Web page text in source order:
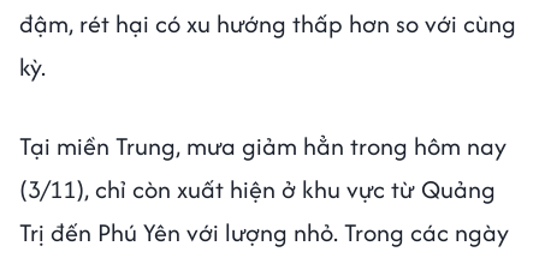
đậm, rét hại có xu hướng thấp hơn so với cùng
kỳ.
Tại miền Trung, mưa giảm hẳn trong hôm nay
(3/11), chỉ còn xuất hiện ở khu vực từ Quảng
Trị đến Phú Yên với lượng nhỏ. Trong các ngày